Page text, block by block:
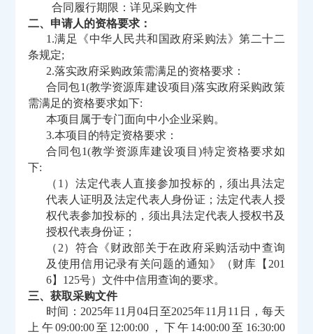
合同履行期限：详见采购文件
二、申请人的资格要求：
1.满足《中华人民共和国政府采购法》第二十二
条规定;
2.落实政府采购政策需满足的资格要求：
合同包1(教学资源库建设项目)落实政府采购政策
需满足的资格要求如下:
本项目属于专门面向中小企业采购。
3.本项目的特定资格要求：
合同包1(教学资源库建设项目)特定资格要求如
下:
（ 1）法定代表人直接参加投标的，须出具法定
代表人证明及法定代表人身份证；法定代表人授
权代表参加投标的，须出具法定代表人授权书及
授权代表身份证；
（ 2）符合《财政部关于在政府采购活动中查询
及使用信用记录有关问题的通知》（财库【201
6】125号）文件中信用查询的要求。
三、获取采购文件
时间： 2025年11月04日至2025年11月11日，每天
上午09:00:00至12:00:00，下午14:00:00至16:30:00